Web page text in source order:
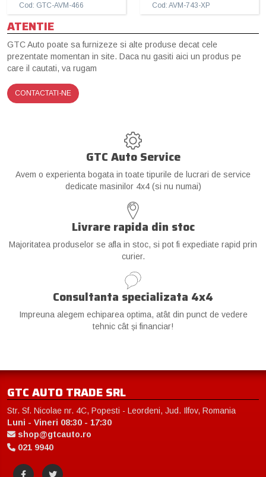
Cod: GTC-AVM-466 Cod: AVM-743-XP
ATENTIE
GTC Auto poate sa furnizeze si alte produse decat cele
prezentate momentan in site. Daca nu gasiti aici un produs pe
care il cautati, va rugam
CONTACTATI-NE
GTC Auto Service
Avem o experienta bogata in toate tipurile de lucrari de service
dedicate masinilor 4x4 (si nu numai)
Livrare rapida din stoc
Majoritatea produselor se afla in stoc, si pot fi expediate rapid prin
curier.
Consultanta specializata 4x4
Impreuna alegem echiparea optima, atât din punct de vedere
tehnic cât și financiar!
GTC AUTO TRADE SRL
Str. Sf. Nicolae nr. 4C, Popesti - Leordeni, Jud. Ilfov, Romania
Luni - Vineri 08:30 - 17:30
shop@gtcauto.ro
021 9940